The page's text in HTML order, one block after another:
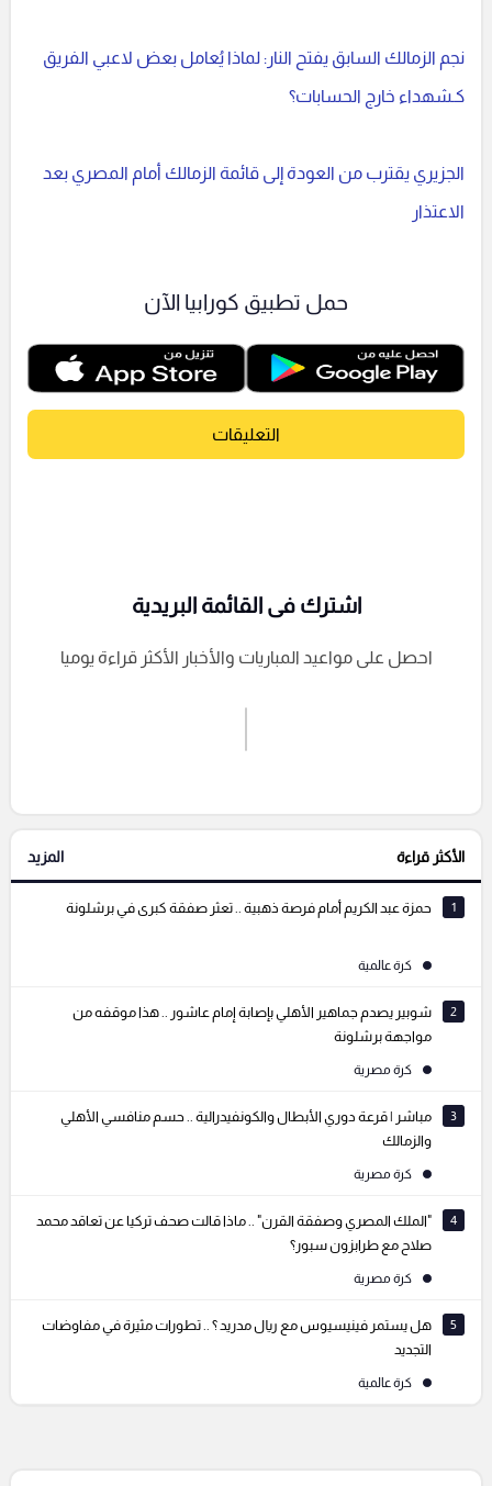
نجم الزمالك السابق يفتح النار: لماذا يُعامل بعض لاعبي الفريق
كـشهداء خارج الحسابات؟
الجزيري يقترب من العودة إلى قائمة الزمالك أمام المصري بعد
الاعتذار
حمل تطبيق كورابيا الآن
التعليقات
إرسال تعليق
التعليقات السابقة
اشترك فى القائمة البريدية
احصل على مواعيد المباريات والأخبار الأكثر قراءة يوميا
الأكثر قراءة المزيد
1 حمزة عبد الكريم أمام فرصة ذهبية .. تعثر صفقة كبرى في برشلونة
كرة عالمية
2
شوبير يصدم جماهير الأهلي بإصابة إمام عاشور .. هذا موقفه من
مواجهة برشلونة
كرة مصرية
3
مباشر | قرعة دوري الأبطال والكونفيدرالية .. حسم منافسي الأهلي
والزمالك
كرة مصرية
4
"الملك المصري وصفقة القرن" .. ماذا قالت صحف تركيا عن تعاقد محمد
صلاح مع طرابزون سبور؟
كرة مصرية
5
هل يستمر فينيسيوس مع ريال مدريد ؟ .. تطورات مثيرة في مفاوضات
التجديد
كرة عالمية